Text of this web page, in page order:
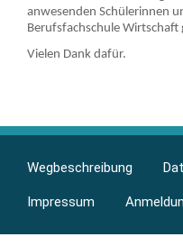
anwesenden Schülerinnen
Berufsfachschule Wirtschaft
Vielen Dank dafür.
Footer
menu
Wegbeschreibung
Impressum